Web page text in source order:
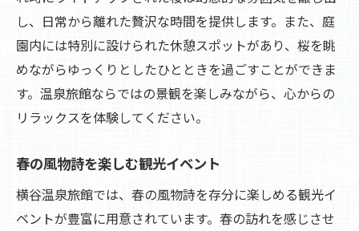
し、日常から離れた贅沢な時間を提供します。また、庭
園内には特別に設けられた休憩スポットがあり、桜を眺
めながらゆっくりとしたひとときを過ごすことができま
す。温泉旅館ならではの景観を楽しみながら、心からの
リラックスを体験してください。
春の風物詩を楽しむ観光イベント
横谷温泉旅館では、春の風物詩を存分に楽しめる観光イ
ベントが豊富に用意されています。春の訪れを感じさせ